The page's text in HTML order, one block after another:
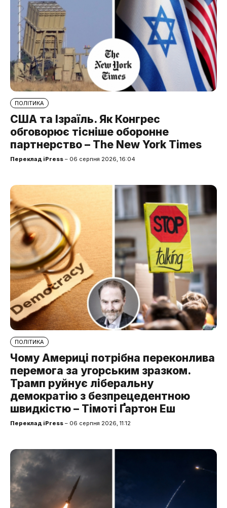
ПОЛІТИКА
США та Ізраїль. Як Конгрес
обговорює тісніше оборонне
партнерство – The New York Times
Переклад iPress – 06 серпня 2026, 16:04
ПОЛІТИКА
Чому Америці потрібна переконлива
перемога за угорським зразком.
Трамп руйнує ліберальну
демократію з безпрецедентною
швидкістю – Тімоті Ґартон Еш
Переклад iPress – 06 серпня 2026, 11:12